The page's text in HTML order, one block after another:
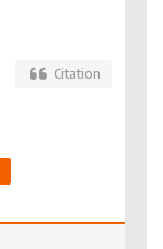
Citation